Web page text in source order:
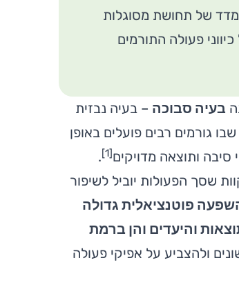
של תחושת מסוגלות
פעולה התורמים
בעיה סבוכה – בעיה נבזית
גורמים רבים פועלים באופן
ותוצאה מדויקים[
1
]
.
שסך הפעולות יוביל לשיפור
פוטנציאלית גדולה
והיעדים והן ברמת
ולהצביע על אפיקי פעולה